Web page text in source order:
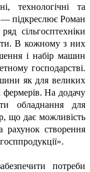
технологічні та
— підкреслює Роман
сільгосптехніки
В кожному з них
і набір машин
господарстві.
як для великих
фермерів. На додачу
обладнання для
що дає можливість
рахунок створення
потреби